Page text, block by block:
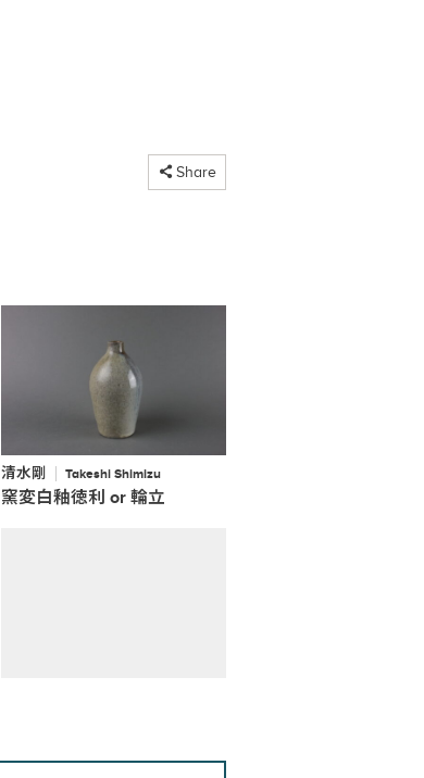
Share
コピーしました
清水剛 Takeshi Shimizu
窯変白釉徳利 or 輪立